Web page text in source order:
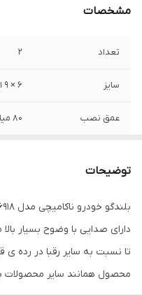
مشخصات
تعداد 2
سایز 6 × 9 اینچ
عمق نصب 80 میلی‌متر
توضیحات
دارای صدایی با وضوح بسیار
تا نسبت به سایر رقبا در رده ی
محصول همانند سایر محصولات